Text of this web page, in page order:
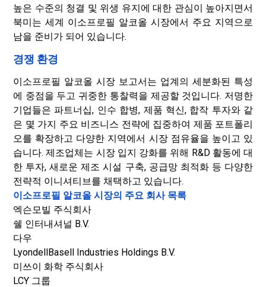
높은 수준의 청결 및 위생 유지에 대한 관심이 높아지면서
북미는 세계 이소프로필 알코올 시장에서 주요 지역으로
남을 준비가 되어 있습니다.
경쟁 환경
이소프로필 알코올 시장 보고서는 업계의 세분화된 특성
에 중점을 두고 귀중한 통찰력을 제공할 것입니다. 저명한
기업들은 파트너십, 인수 합병, 제품 혁신, 합작 투자와 같
은 몇 가지 주요 비즈니스 전략에 집중하여 제품 포트폴리
오를 확장하고 다양한 지역에서 시장 점유율을 높이고 있
습니다. 제조업체는 시장 입지 강화를 위해 R&D 활동에 대
한 투자, 새로운 제조 시설 구축, 공급망 최적화 등 다양한
전략적 이니셔티브를 채택하고 있습니다.
이소프로필 알코올 시장의 주요 회사 목록
엑슨모빌 주식회사
쉘 인터내셔널 B.V.
다우
LyondellBasell Industries Holdings B.V.
미쓰이 화학 주식회사
LCY 그룹